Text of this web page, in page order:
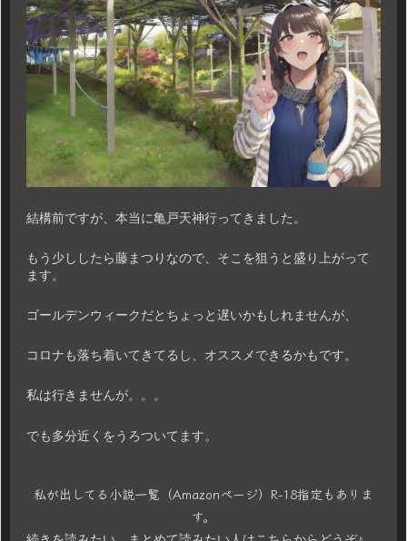
結構前ですが、本当に亀戸天神行ってきました。
もう少ししたら藤まつりなので、そこを狙うと盛り上がって
ます。
ゴールデンウィークだとちょっと遅いかもしれませんが、
コロナも落ち着いてきてるし、オススメできるかもです。
私は行きませんが。。。
でも多分近くをうろついてます。
私が出してる小説一覧（Amazonページ）R-18指定もありま
す。